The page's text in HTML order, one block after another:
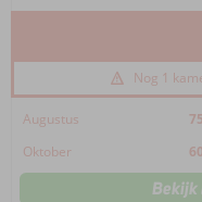
Nog 1
Augustus
Oktober
Bekijk